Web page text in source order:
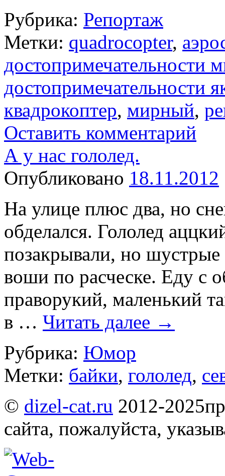
Рубрика: Репортаж
Метки: quadrocopter,
достопримечательности
достопримечательности
квадрокоптер, мирный,
Оставить комментарий
А у нас гололед.
Опубликовано 18.11.2012
На улице плюс два, но
обделался. Гололед
позакрывали, но
воши по расческе. Еду с
праворукий, маленький
в … Читать далее →
Рубрика: Юмор
Метки: байки, гололед,
© dizel-cat.ru 2012-2025
сайта, пожалуйста,